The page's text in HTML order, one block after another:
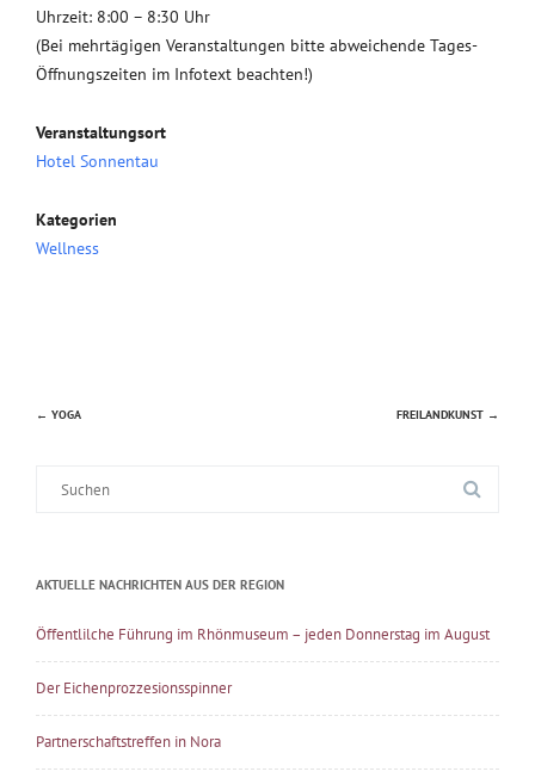
Uhrzeit: 8:00 – 8:30 Uhr
(Bei mehrtägigen Veranstaltungen bitte abweichende Tages-
Öffnungszeiten im Infotext beachten!)
Veranstaltungsort
Hotel Sonnentau
Kategorien
Wellness
Beitragsnavigation
← YOGA FREILANDKUNST →
AKTUELLE NACHRICHTEN AUS DER REGION
Öffentlilche Führung im Rhönmuseum – jeden Donnerstag im August
Der Eichenprozzesionsspinner
Partnerschaftstreffen in Nora